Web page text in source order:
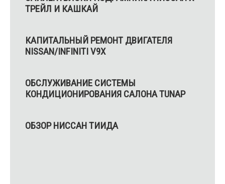
ТРЕЙЛ И КАШКАЙ
КАПИТАЛЬНЫЙ РЕМОНТ ДВИГАТЕЛЯ
NISSAN/INFINITI V9X
ОБСЛУЖИВАНИЕ СИСТЕМЫ
КОНДИЦИОНИРОВАНИЯ САЛОНА TUNAP
ОБЗОР НИССАН ТИИДА